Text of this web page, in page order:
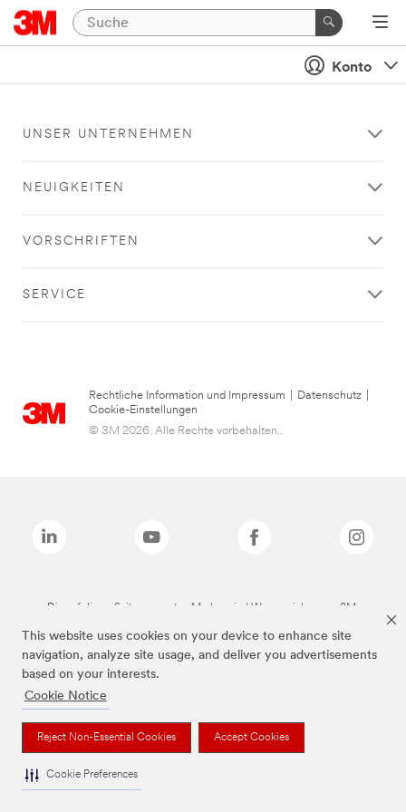
This website uses cookies on your device to enhance site
navigation, analyze site usage, and deliver you advertisements
based on your interests.
Cookie Notice
Reject Non-Essential Cookies Accept Cookies
Cookie Preferences
Konto
UNSER UNTERNEHMEN
NEUIGKEITEN
VORSCHRIFTEN
SERVICE
Rechtliche Information und Impressum Datenschutz
Cookie-Einstellungen
© 3M 2026. Alle Rechte vorbehalten..
Die auf dieser Seite genannten Marken sind Warenzeichen von 3M.